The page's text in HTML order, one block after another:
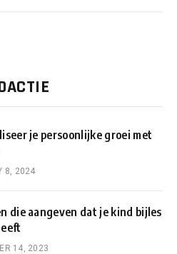
je persoonlijke groei met
8, 2024
die aangeven dat je kind bijles
14, 2023